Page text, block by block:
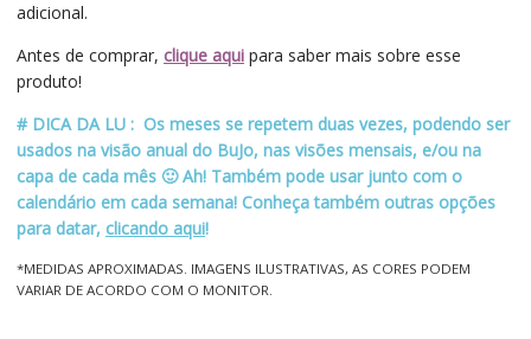
adicional.
Antes de comprar, clique aqui para saber mais sobre esse
produto!
# DICA DA LU : Os meses se repetem duas vezes, podendo ser
usados na visão anual do BuJo, nas visões mensais, e/ou na
capa de cada mês 🙂 Ah! Também pode usar junto com o
calendário em cada semana! Conheça também outras opções
para datar, clicando aqui!
*MEDIDAS APROXIMADAS. IMAGENS ILUSTRATIVAS, AS CORES PODEM
VARIAR DE ACORDO COM O MONITOR.